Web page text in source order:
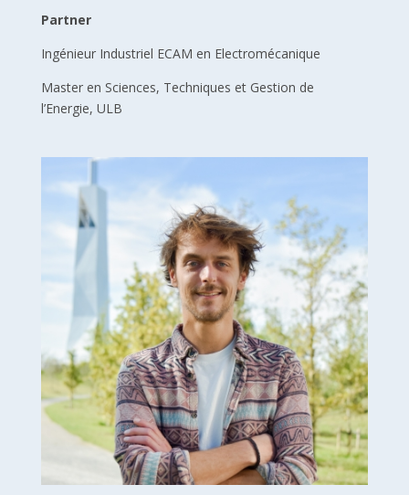
Partner
Ingénieur Industriel ECAM en Electromécanique
Master en Sciences, Techniques et Gestion de
l’Energie, ULB